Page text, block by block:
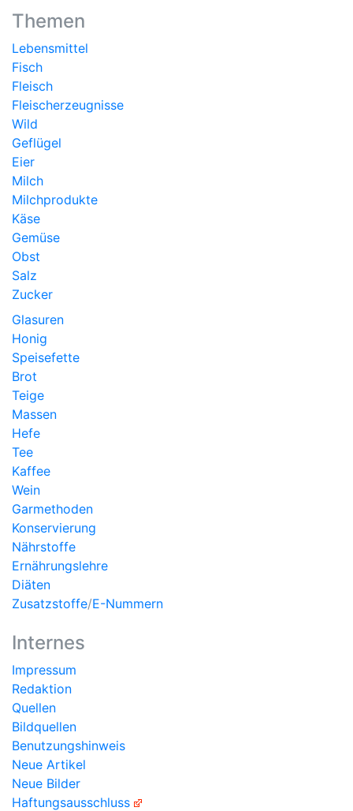
Themen
Lebensmittel
Fisch
Fleisch
Fleischerzeugnisse
Wild
Geflügel
Eier
Milch
Milchprodukte
Käse
Gemüse
Obst
Salz
Zucker
Glasuren
Honig
Speisefette
Brot
Teige
Massen
Hefe
Tee
Kaffee
Wein
Garmethoden
Konservierung
Nährstoffe
Ernährungslehre
Diäten
Zusatzstoffe/E-Nummern
Internes
Impressum
Redaktion
Quellen
Bildquellen
Benutzungshinweis
Neue Artikel
Neue Bilder
Haftungsausschluss